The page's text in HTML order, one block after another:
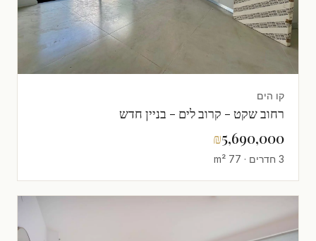
קו הים
רחוב שקט - קרוב לים - בניין חדש
₪5,690,000
3 חדרים · 77 m²